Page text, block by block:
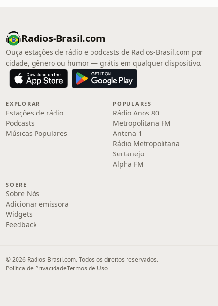
Radios-Brasil.com
Ouça estações de rádio e podcasts de Radios-Brasil.com por
cidade, gênero ou humor — grátis em qualquer dispositivo.
EXPLORAR
Estações de rádio
Podcasts
Músicas Populares
POPULARES
Rádio Anos 80
Metropolitana FM
Antena 1
Rádio Metropolitana
Sertanejo
Alpha FM
SOBRE
Sobre Nós
Adicionar emissora
Widgets
Feedback
© 2026 Radios-Brasil.com. Todos os direitos reservados.
Política de PrivacidadeTermos de Uso